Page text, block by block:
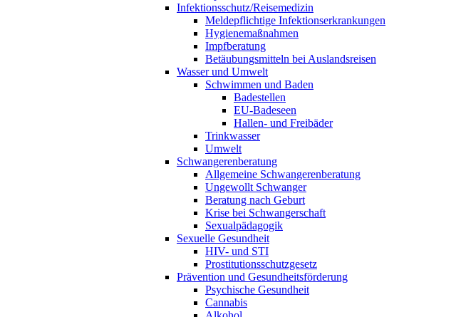
Infektionsschutz/Reisemedizin
Meldepflichtige Infektionserkrankungen
Hygienemaßnahmen
Impfberatung
Betäubungsmitteln bei Auslandsreisen
Wasser und Umwelt
Schwimmen und Baden
Badestellen
EU-Badeseen
Hallen- und Freibäder
Trinkwasser
Umwelt
Schwangerenberatung
Allgemeine Schwangerenberatung
Ungewollt Schwanger
Beratung nach Geburt
Krise bei Schwangerschaft
Sexualpädagogik
Sexuelle Gesundheit
HIV- und STI
Prostitutionsschutzgesetz
Prävention und Gesundheitsförderung
Psychische Gesundheit
Cannabis